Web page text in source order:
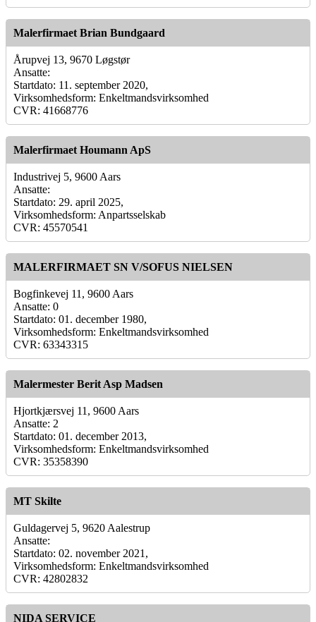
Malerfirmaet Brian Bundgaard
Årupvej 13, 9670 Løgstør
Ansatte:
Startdato: 11. september 2020,
Virksomhedsform: Enkeltmandsvirksomhed
CVR: 41668776
Malerfirmaet Houmann ApS
Industrivej 5, 9600 Aars
Ansatte:
Startdato: 29. april 2025,
Virksomhedsform: Anpartsselskab
CVR: 45570541
MALERFIRMAET SN V/SOFUS NIELSEN
Bogfinkevej 11, 9600 Aars
Ansatte: 0
Startdato: 01. december 1980,
Virksomhedsform: Enkeltmandsvirksomhed
CVR: 63343315
Malermester Berit Asp Madsen
Hjortkjærsvej 11, 9600 Aars
Ansatte: 2
Startdato: 01. december 2013,
Virksomhedsform: Enkeltmandsvirksomhed
CVR: 35358390
MT Skilte
Guldagervej 5, 9620 Aalestrup
Ansatte:
Startdato: 02. november 2021,
Virksomhedsform: Enkeltmandsvirksomhed
CVR: 42802832
NIDA SERVICE